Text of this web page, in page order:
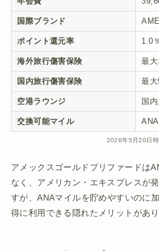
国際ブランド
ポイント還元率 1.0
海外旅行傷害保険 最大
国内旅行傷害保険 最大
空港ラウンジ 国
交換可能マイル
2026年5月20日時
アメックスゴールドプリファードは
なく、アメリカン・エキスプレスが
すが、ANAマイルを貯めやすいのに
得に利用できる隠れたメリットがあり